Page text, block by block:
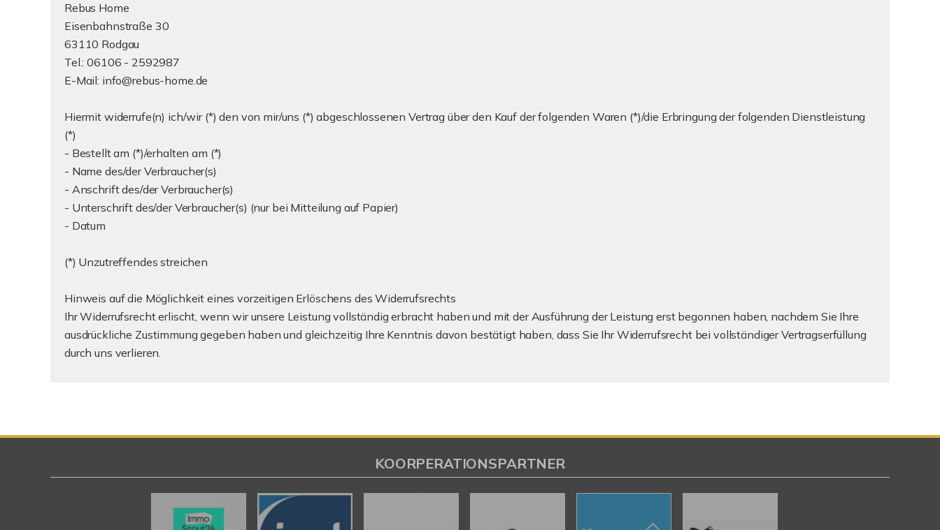
Rebus Home
Eisenbahnstraße 30
63110 Rodgau
Tel.: 06106 - 2592987
E-Mail: info@rebus-home.de
Hiermit widerrufe(n) ich/wir (*) den von mir/uns (*) abgeschlossenen Vertrag über den Kauf der folgenden Waren (*)/die Erbringung der folgenden Dienstleistung
(*)
- Bestellt am (*)/erhalten am (*)
- Name des/der Verbraucher(s)
- Anschrift des/der Verbraucher(s)
- Unterschrift des/der Verbraucher(s) (nur bei Mitteilung auf Papier)
- Datum
(*) Unzutreffendes streichen
Hinweis auf die Möglichkeit eines vorzeitigen Erlöschens des Widerrufsrechts
Ihr Widerrufsrecht erlischt, wenn wir unsere Leistung vollständig erbracht haben und mit der Ausführung der Leistung erst begonnen haben, nachdem Sie Ihre
ausdrückliche Zustimmung gegeben haben und gleichzeitig Ihre Kenntnis davon bestätigt haben, dass Sie Ihr Widerrufsrecht bei vollständiger Vertragserfüllung
durch uns verlieren.
KOORPERATIONSPARTNER